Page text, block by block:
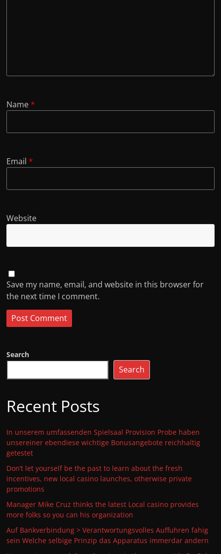
Name*
Email*
Website
Save my name, email, and website in this browser for
the next time I comment.
Search
Search
Recent Posts
In unserem umfassenden Spielsaal Provision Probe haben
unsereiner ebendiese wichtige Bonusangebote reichhaltig
getestet
Don’t let yourself be the past to learn about the fresh
incentives, new local casino launches, otherwise private
promotions
Manager Mike Cruz thinks the latest Local casino provides
more folks so you can his organization
Auf Bankverbindung > Verantwortungsvolles Auffuhren fahig
sein Welche selbige Prinzip das Apparatus immerdar andern